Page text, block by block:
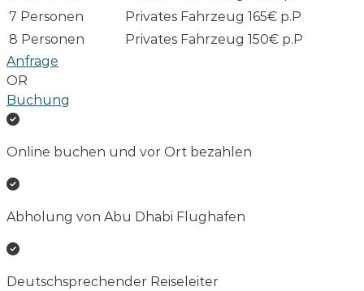
7 Personen
Privates Fahrzeug 165€ p.P
8 Personen
Privates Fahrzeug 150€ p.P
Anfrage
OR
Buchung
Online buchen und vor Ort bezahlen
Abholung von Abu Dhabi Flughafen
Deutschsprechender Reiseleiter